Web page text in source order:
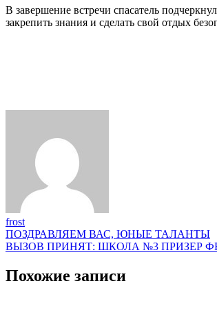
В завершение встречи спасатель
закрепить знания и сделать свой отдых
frost
Навигация
по
записям
ПОЗДРАВЛЯЕМ ВАС, ЮНЫЕ ТАЛАНТЫ
ВЫЗОВ ПРИНЯТ: ШКОЛА №3 ПРИЗЕР
Похожие записи